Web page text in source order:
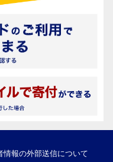
情報の外部送信について